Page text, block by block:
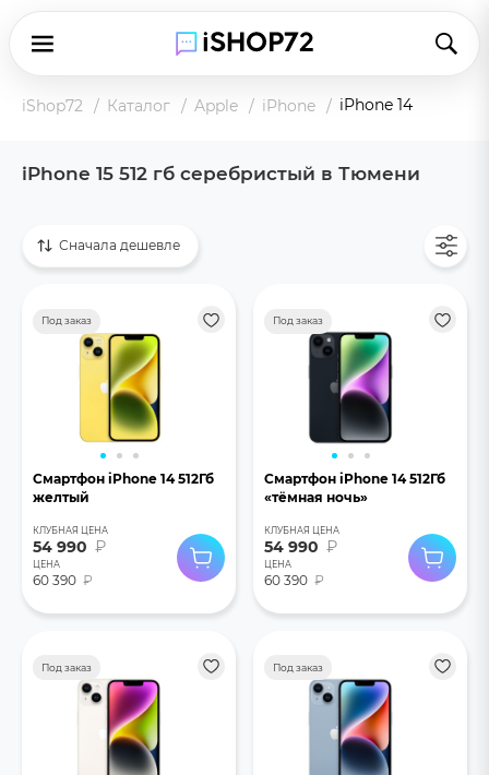
iShop72 Каталог Apple iPhone iPhone 14
iPhone 15 512 гб серебристый в Тюмени
Сначала дешевле
Под заказ
Смартфон iPhone 14 512Гб
желтый
КЛУБНАЯ ЦЕНА
54 990 ₽
ЦЕНА
60 390 ₽
Под заказ
Смартфон iPhone 14 512Гб
«тёмная ночь»
КЛУБНАЯ ЦЕНА
54 990 ₽
ЦЕНА
60 390 ₽
Под заказ Под заказ